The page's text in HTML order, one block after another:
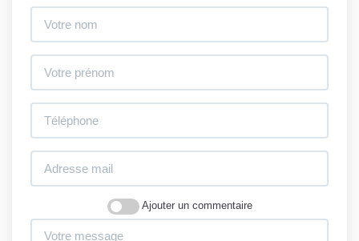
Ajouter un commentaire